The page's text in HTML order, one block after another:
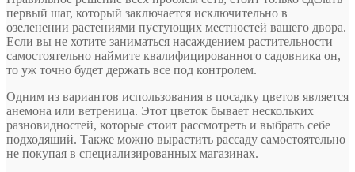
первый шаг, который заключается исключительно в
озеленении растениями пустующих местностей вашего двора.
Если вы не хотите заниматься насаждением растительности
самостоятельно наймите квалифицированного садовника он,
то уж точно будет держать все под контролем.
Одним из вариантов использования в посадку цветов является
анемона или ветреница. Этот цветок бывает нескольких
разновидностей, которые стоит рассмотреть и выбрать себе
подходящий. Также можно вырастить рассаду самостоятельно
не покупая в специализированных магазинах.